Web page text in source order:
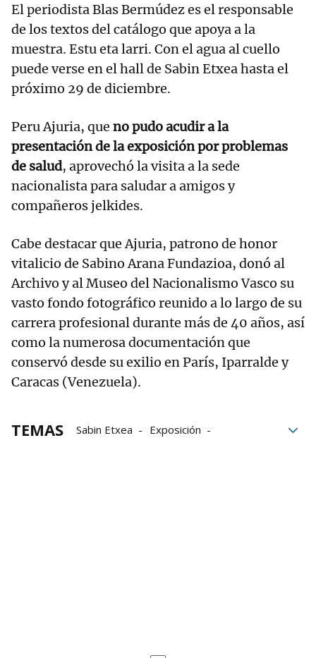
El periodista Blas Bermúdez es el responsable
de los textos del catálogo que apoya a la
muestra. Estu eta larri. Con el agua al cuello
puede verse en el hall de Sabin Etxea hasta el
próximo 29 de diciembre.
Peru Ajuria, que no pudo acudir a la
presentación de la exposición por problemas
de salud, aprovechó la visita a la sede
nacionalista para saludar a amigos y
compañeros jelkides.
Cabe destacar que Ajuria, patrono de honor
vitalicio de Sabino Arana Fundazioa, donó al
Archivo y al Museo del Nacionalismo Vasco su
vasto fondo fotográfico reunido a lo largo de su
carrera profesional durante más de 40 años, así
como la numerosa documentación que
conservó desde su exilio en París, Iparralde y
Caracas (Venezuela).
TEMAS Sabin Etxea
Exposición